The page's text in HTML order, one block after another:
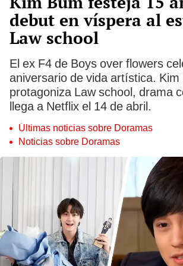
debut en víspera al
Law school
El ex F4 de Boys over flowers
aniversario de vida artística. Kim
protagoniza Law school, drama
llega a Netflix el 14 de abril.
Últimas noticias sobre Doramas
Noticias sobre Doramas